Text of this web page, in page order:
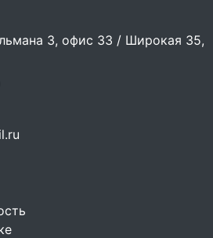
3, офис 33 / Широкая 35,